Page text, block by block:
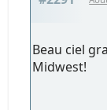
Beau ciel
Midwest!